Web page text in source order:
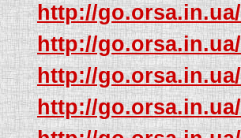
http://
http://
http://
http://